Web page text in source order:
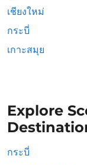
เชียงใหม่
กระบี่
เกาะสมุย
Explore
กระบี่